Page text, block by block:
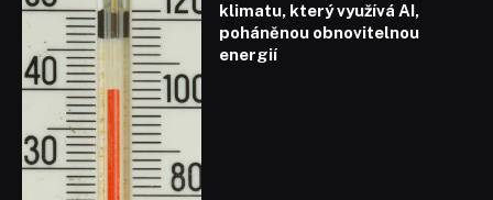
klimatu, který využívá AI,
poháněnou obnovitelnou
energií